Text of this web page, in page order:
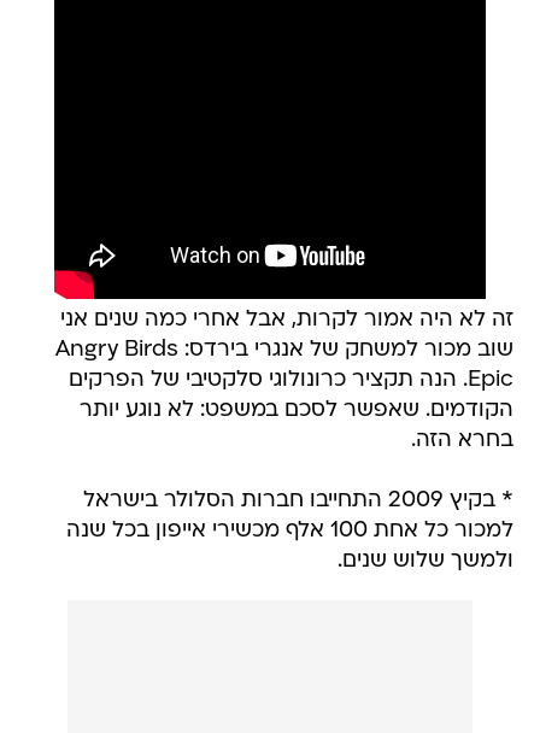
זה לא היה אמור לקרות, אבל אחרי כמה שנים אני
שוב מכור למשחק של אנגרי בירדס: Angry Birds
Epic. הנה תקציר כרונולוגי סלקטיבי של הפרקים
הקודמים. שאפשר לסכם במשפט: לא נוגע יותר
בחרא הזה.
* בקיץ 2009 התחייבו חברות הסלולר בישראל
למכור כל אחת 100 אלף מכשירי אייפון בכל שנה
ולמשך שלוש שנים.